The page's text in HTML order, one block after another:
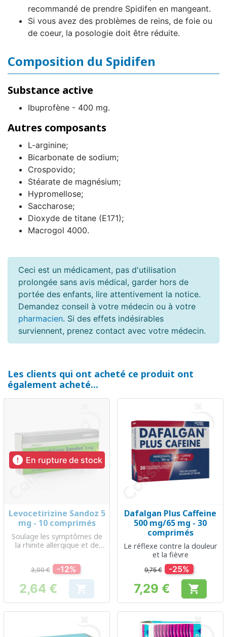
recommandé de prendre Spidifen en mangeant.
Si vous avez des problèmes de reins, de foie ou
de coeur, la posologie doit être réduite.
Composition du Spidifen
Substance active
Ibuprofène - 400 mg.
Autres composants
L-arginine;
Bicarbonate de sodium;
Crospovido;
Stéarate de magnésium;
Hypromellose;
Saccharose;
Dioxyde de titane (E171);
Macrogol 4000.
Ceci est un médicament, pas d'utilisation
prolongée sans avis médical, garder hors de
portée des enfants, lire attentivement la notice.
Demandez conseil à votre médecin ou à votre
pharmacien. Si des effets indésirables
surviennent, prenez contact avec votre médecin.
Les clients qui ont acheté ce produit ont
également acheté...
 En rupture de stock
Levocetirizine Sandoz 5
mg - 10 comprimés
Soulage les symptômes de
la rhinite allergique et de
3,00 € -12%
Prix
2,64 € 
Dafalgan Plus Caffeine
500 mg/65 mg - 30
comprimés
Le réflexe contre la douleur
et la fièvre
9,75 € -25%
Prix
7,29 € 